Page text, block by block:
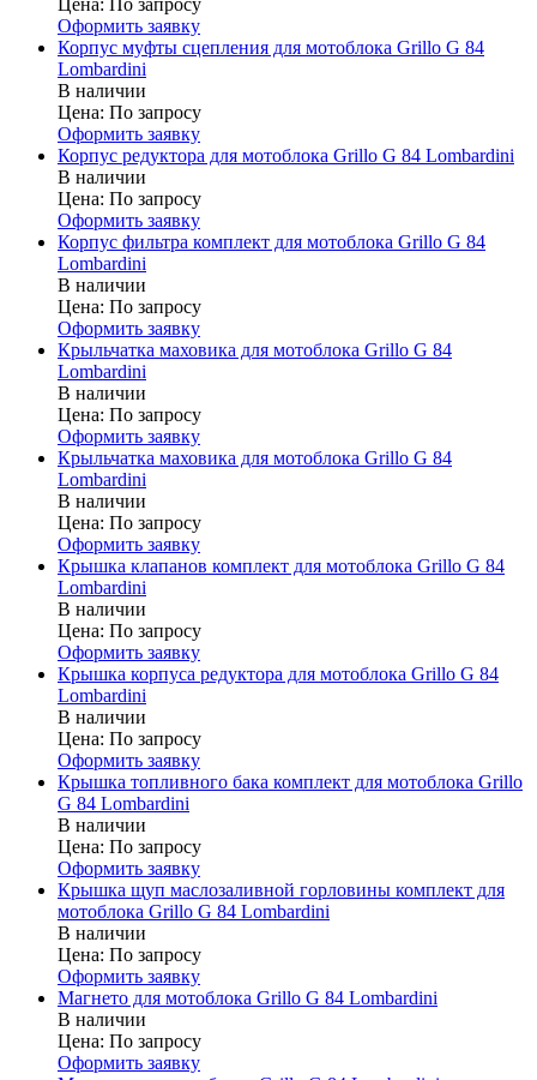
Оформить заявку
Корпус муфты сцепления для мотоблока Grillo G 84
Lombardini
В наличии
Цена: По запросу
Оформить заявку
Корпус редуктора для мотоблока Grillo G 84 Lombardini
В наличии
Цена: По запросу
Оформить заявку
Корпус фильтра комплект для мотоблока Grillo G 84
Lombardini
В наличии
Цена: По запросу
Оформить заявку
Крыльчатка маховика для мотоблока Grillo G 84
Lombardini
В наличии
Цена: По запросу
Оформить заявку
Крыльчатка маховика для мотоблока Grillo G 84
Lombardini
В наличии
Цена: По запросу
Оформить заявку
Крышка клапанов комплект для мотоблока Grillo G 84
Lombardini
В наличии
Цена: По запросу
Оформить заявку
Крышка корпуса редуктора для мотоблока Grillo G 84
Lombardini
В наличии
Цена: По запросу
Оформить заявку
Крышка топливного бака комплект для мотоблока Grillo
G 84 Lombardini
В наличии
Цена: По запросу
Оформить заявку
Крышка щуп маслозаливной горловины комплект для
мотоблока Grillo G 84 Lombardini
В наличии
Цена: По запросу
Оформить заявку
Магнето для мотоблока Grillo G 84 Lombardini
В наличии
Цена: По запросу
Оформить заявку